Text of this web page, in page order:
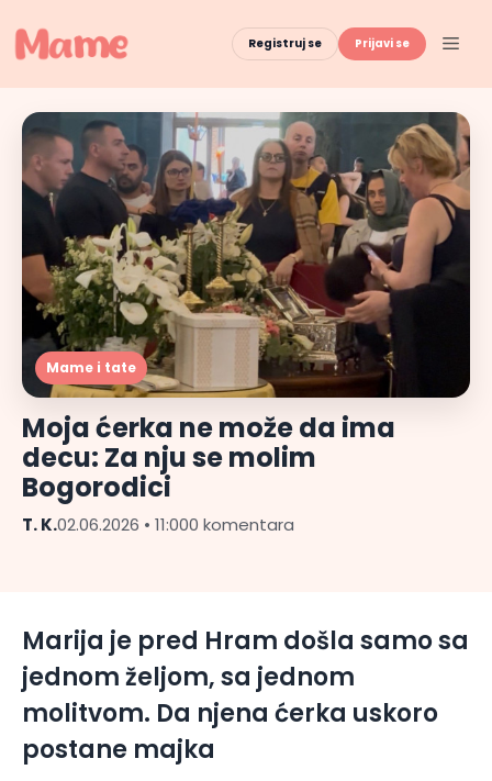
to
content
Registruj se Prijavi se
Mame i tate
Moja ćerka ne može da ima
decu: Za nju se molim
Bogorodici
T. K.02.06.2026 • 11:000 komentara
Marija je pred Hram došla samo sa
jednom željom, sa jednom
molitvom. Da njena ćerka uskoro
postane majka